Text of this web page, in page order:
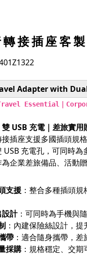
接插座客製
Adapter with
Essential｜
USB 充電｜差旅實用
插座支援多國插頭規
USB 充電孔，可同時為
企業差旅備品、活動
支援：整合多種插頭規
設計：可同時為手機與
：內建保險絲設計，提
帶：適合隨身攜帶，差
採購：規格穩定、交期